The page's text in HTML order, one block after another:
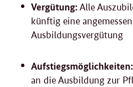
Vergütung:Alle
künftig eine
Ausbildungsvergütung
Aufstiegsmöglichkeiten:
an die Ausbildung zur